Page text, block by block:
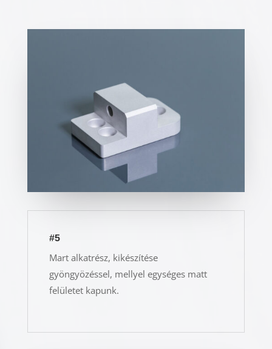
#5
Mart alkatrész, kikészítése
gyöngyözéssel, mellyel egységes matt
felületet kapunk.